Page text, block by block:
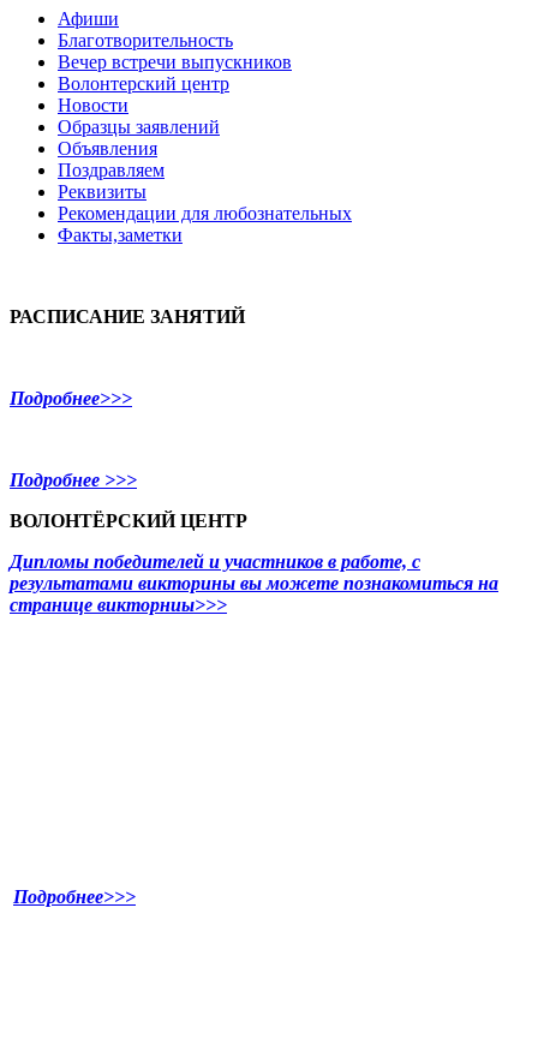
Афиши
Благотворительность
Вечер встречи выпускников
Волонтерский центр
Новости
Образцы заявлений
Объявления
Поздравляем
Реквизиты
Рекомендации для любознательных
Факты,заметки
РАСПИСАНИЕ ЗАНЯТИЙ
Подробнее>>>
Подробнее >>>
ВОЛОНТЁРСКИЙ ЦЕНТР
Дипломы победителей и участников в работе, с
результатами викторины вы можете познакомиться на
странице викторниы>>>
Подробнее>>>